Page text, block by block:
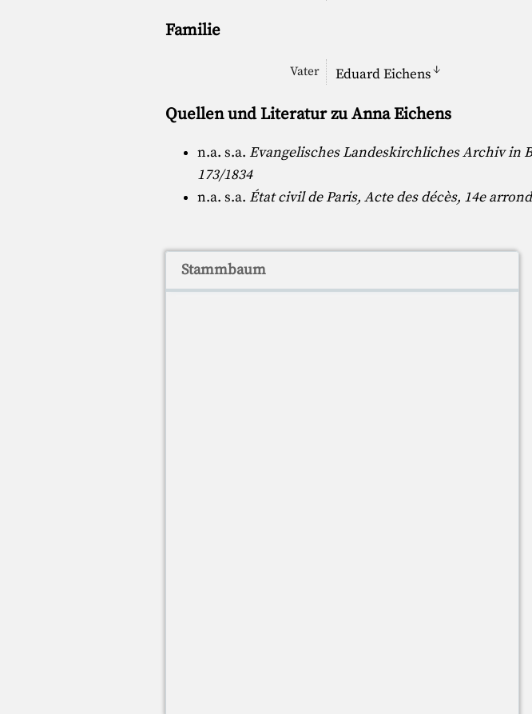
Familie
Vater Eduard Eichens↓
Quellen und Literatur zu Anna Eichens
n.a. s.a. Evangelisches Landeskirchliches Archiv in
173/1834
n.a. s.a. État civil de Paris, Acte des décès, 14e
Stammbaum